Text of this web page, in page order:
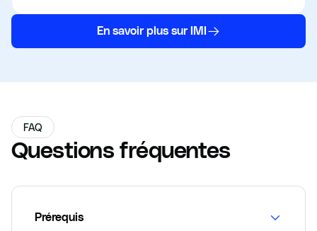
En savoir plus sur IMI
FAQ
Questions fréquentes
Prérequis